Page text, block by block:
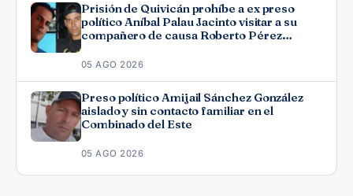
Prisión de Quivicán prohíbe a ex preso
político Aníbal Palau Jacinto visitar a su
compañero de causa Roberto Pérez
05 AGO 2026
Preso político Amijail Sánchez González
aislado y sin contacto familiar en el
Combinado del Este
05 AGO 2026